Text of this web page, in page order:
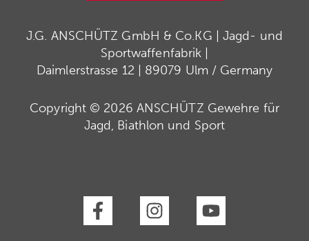
J.G. ANSCHÜTZ GmbH & Co.KG | Jagd- und
Sportwaffenfabrik |
Daimlerstrasse 12 | 89079 Ulm / Germany
Copyright © 2026 ANSCHÜTZ Gewehre für
Jagd, Biathlon und Sport